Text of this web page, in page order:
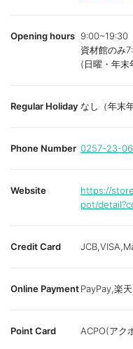
Opening hours 9:00~19:30
資材館のみ
(日曜・年末
Regular Holiday なし（年末
Phone Number 0257-23-
Website
https://
pot/
Credit Card
Online PaymentPayPay,楽
Point Card ACPO(アク